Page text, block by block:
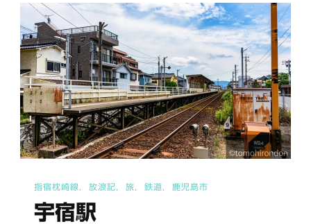
へ
指宿枕崎線 放浪記 旅 鉄道 鹿児島市
宇宿駅